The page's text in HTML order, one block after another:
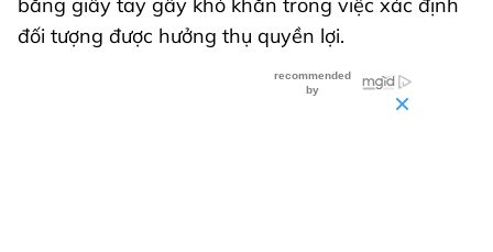
bằng giấy tay gây khó khăn trong việc xác định
đối tượng được hưởng thụ quyền lợi.